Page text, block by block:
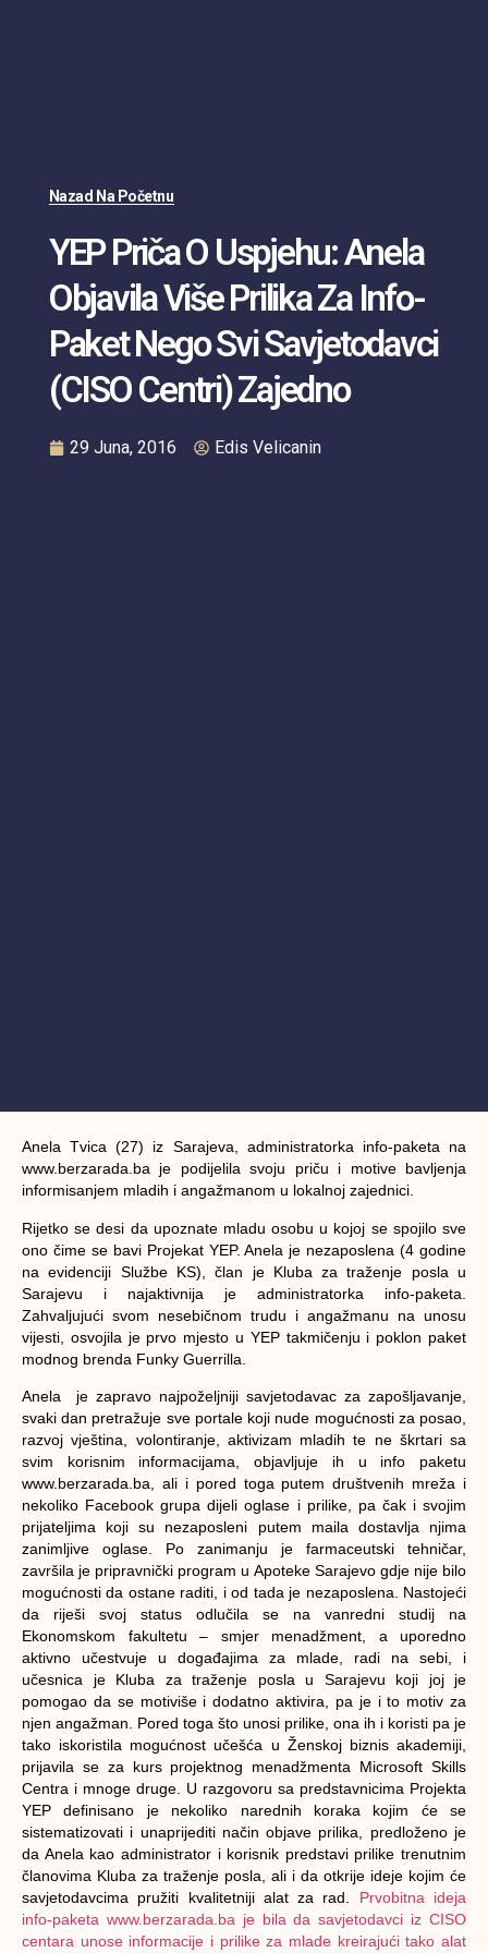
Nazad Na Početnu
YEP Priča O Uspjehu: Anela
Objavila Više Prilika Za Info-
Paket Nego Svi Savjetodavci
(CISO Centri) Zajedno
29 Juna, 2016 Edis Velicanin
Anela Tvica (27) iz Sarajeva, administratorka info-paketa na
www.berzarada.ba je podijelila svoju priču i motive bavljenja
informisanjem mladih i angažmanom u lokalnoj zajednici.
Rijetko se desi da upoznate mladu osobu u kojoj se spojilo sve
ono čime se bavi Projekat YEP. Anela je nezaposlena (4 godine
na evidenciji Službe KS),član je Kluba za traženje posla u
Sarajevu i najaktivnija je administratorka info-paketa.
Zahvaljujući svom nesebičnom trudu i angažmanu na unosu
vijesti, osvojila je prvo mjesto u YEP takmičenju i poklon paket
modnog brenda Funky Guerrilla.
Anela je zapravo najpoželjniji savjetodavac za zapošljavanje,
svaki dan pretražuje sve portale koji nude mogućnosti za posao,
razvoj vještina, volontiranje, aktivizam mladih te ne škrtari sa
svim korisnim informacijama, objavljuje ih u info paketu
www.berzarada.ba, ali i pored toga putem društvenih mreža i
nekoliko Facebook grupa dijeli oglase i prilike, pa čak i svojim
prijateljima koji su nezaposleni putem maila dostavlja njima
zanimljive oglase. Po zanimanju je farmaceutski tehničar,
završila je pripravnički program u Apoteke Sarajevo gdje nije bilo
mogućnosti da ostane raditi, i od tada je nezaposlena. Nastojeći
da riješi svoj status odlučila se na vanredni studij na
Ekonomskom fakultetu – smjer menadžment, a uporedno
aktivno učestvuje u događajima za mlade, radi na sebi, i
učesnica je Kluba za traženje posla u Sarajevu koji joj je
pomogao da se motiviše i dodatno aktivira, pa je i to motiv za
njen angažman. Pored toga što unosi prilike, ona ih i koristi pa je
tako iskoristila mogućnost učešća u Ženskoj biznis akademiji,
prijavila se za kurs projektnog menadžmenta Microsoft Skills
Centra i mnoge druge. U razgovoru sa predstavnicima Projekta
YEP definisano je nekoliko narednih koraka kojim će se
sistematizovati i unaprijediti način objave prilika, predloženo je
da Anela kao administrator i korisnik predstavi prilike trenutnim
članovima Kluba za traženje posla, ali i da otkrije ideje kojim će
savjetodavcima pružiti kvalitetniji alat za rad. Prvobitna ideja
info-paketa www.berzarada.ba je bila da savjetodavci iz CISO
centara unose informacije i prilike za mlade kreirajući tako alat